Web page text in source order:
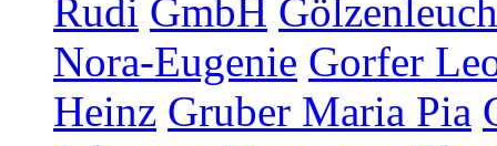
Rudi GmbH
Nora-Eugenie Gorfer
Heinz Gruber Maria Pia